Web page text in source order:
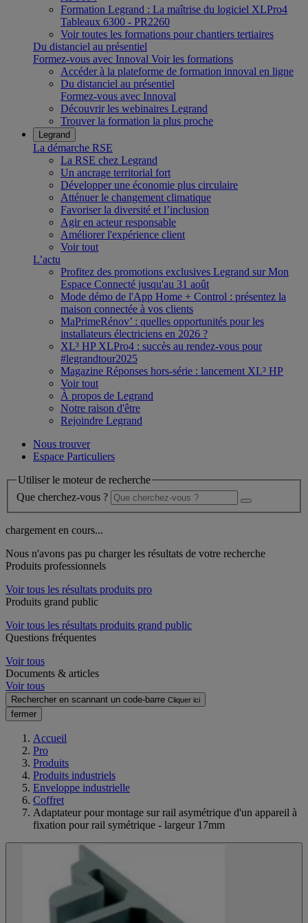
Formation Legrand : La maîtrise du logiciel XLPro4
Tableaux 6300 - PR2260
Voir toutes les formations pour chantiers tertiaires
Du distanciel au présentiel
Formez-vous avec Innoval Voir les formations
Accéder à la plateforme de formation innoval en ligne
Du distanciel au présentiel
Formez-vous avec Innoval
Découvrir les webinaires Legrand
Trouver la formation la plus proche
Legrand
La démarche RSE
La RSE chez Legrand
Un ancrage territorial fort
Développer une économie plus circulaire
Atténuer le changement climatique
Favoriser la diversité et l’inclusion
Agir en acteur responsable
Améliorer l'expérience client
Voir tout
L’actu
Profitez des promotions exclusives Legrand sur Mon
Espace Connecté jusqu'au 31 août
Mode démo de l'App Home + Control : présentez la
maison connectée à vos clients
MaPrimeRénov’ : quelles opportunités pour les
installateurs électriciens en 2026 ?
XL³ HP XLPro4 : succès au rendez-vous pour
#legrandtour2025
Magazine Réponses hors-série : lancement XL³ HP
Voir tout
À propos de Legrand
Notre raison d'être
Rejoindre Legrand
Nous trouver
Espace Particuliers
Utiliser le moteur de recherche
Que cherchez-vous ?
chargement en cours...
Nous n'avons pas pu charger les résultats de votre recherche
Produits professionnels
Voir tous les résultats produits pro
Produits grand public
Voir tous les résultats produits grand public
Questions fréquentes
Voir tous
Documents & articles
Voir tous
Rechercher en scannant un code-barre Cliquer ici
fermer
Accueil
Pro
Produits
Produits industriels
Enveloppe industrielle
Coffret
Adaptateur pour montage sur rail asymétrique d'un appareil à
fixation pour rail symétrique - largeur 17mm